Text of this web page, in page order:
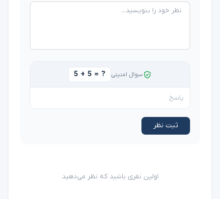
سوال امنیتی 5 + 5 = ?
ثبت نظر
اولین نفری باشید که نظر می‌دهید